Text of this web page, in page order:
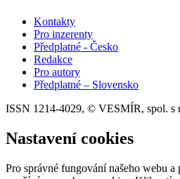
Kontakty
Pro inzerenty
Předplatné - Česko
Redakce
Pro autory
Předplatné – Slovensko
ISSN 1214-4029, © VESMÍR, spol. s
Nastavení cookies
Pro správné fungování našeho webu a